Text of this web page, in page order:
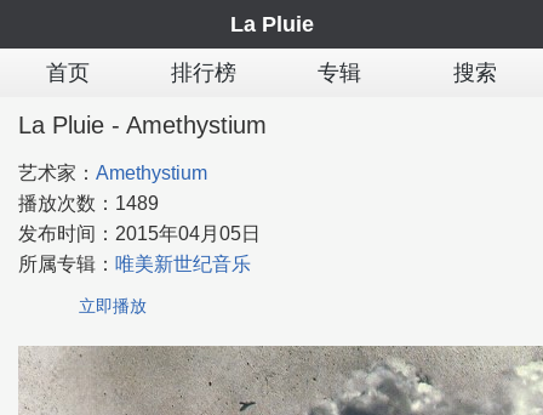
La Pluie
首页 排行榜 专辑 搜索
La Pluie - Amethystium
艺术家： Amethystium
播放次数： 1489
发布时间： 2015年04月05日
所属专辑： 唯美新世纪音乐
立即播放